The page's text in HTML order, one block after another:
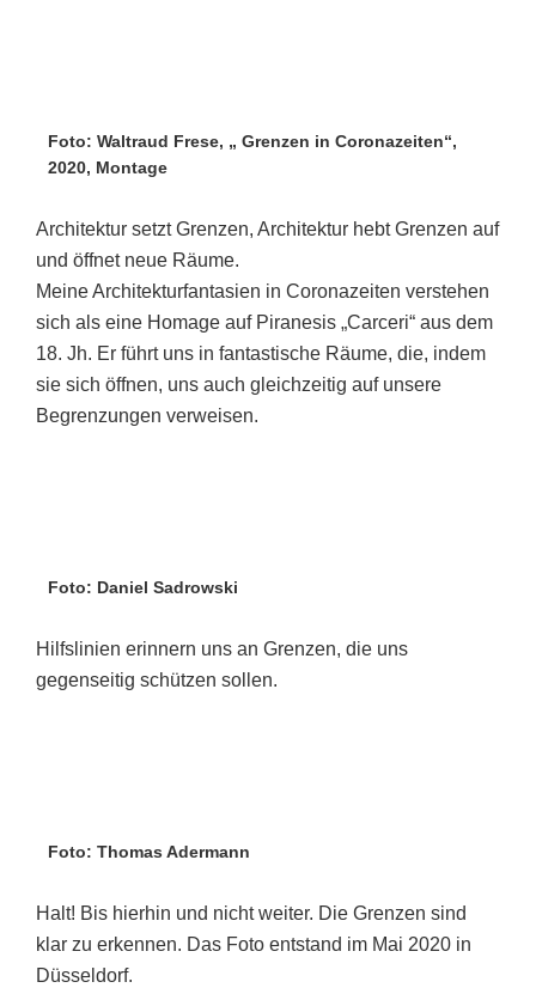
Foto: Waltraud Frese, „ Grenzen in Coronazeiten“,
2020, Montage
Architektur setzt Grenzen, Architektur hebt Grenzen auf
und öffnet neue Räume.
Meine Architekturfantasien in Coronazeiten verstehen
sich als eine Homage auf Piranesis „Carceri“ aus dem
18. Jh. Er führt uns in fantastische Räume, die, indem
sie sich öffnen, uns auch gleichzeitig auf unsere
Begrenzungen verweisen.
Foto: Daniel Sadrowski
Hilfslinien erinnern uns an Grenzen, die uns
gegenseitig schützen sollen.
Foto: Thomas Adermann
Halt! Bis hierhin und nicht weiter. Die Grenzen sind
klar zu erkennen. Das Foto entstand im Mai 2020 in
Düsseldorf.